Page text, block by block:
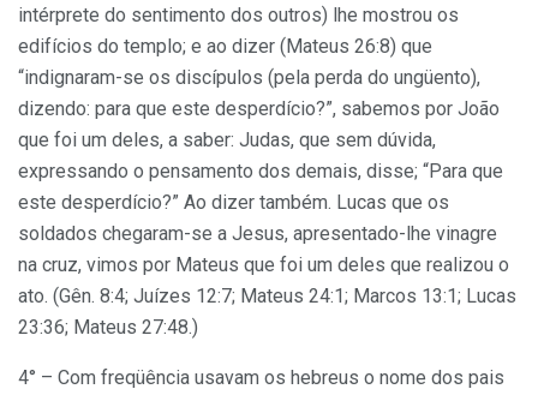
intérprete do sentimento dos outros) lhe mostrou os
edifícios do templo; e ao dizer (Mateus 26:8) que
“indignaram-se os discípulos (pela perda do ungüento),
dizendo: para que este desperdício?”, sabemos por João
que foi um deles, a saber: Judas, que sem dúvida,
expressando o pensamento dos demais, disse; “Para que
este desperdício?” Ao dizer também. Lucas que os
soldados chegaram-se a Jesus, apresentado-lhe vinagre
na cruz, vimos por Mateus que foi um deles que realizou o
ato. (Gên. 8:4; Juízes 12:7; Mateus 24:1; Marcos 13:1; Lucas
23:36; Mateus 27:48.)
4° – Com freqüência usavam os hebreus o nome dos pais